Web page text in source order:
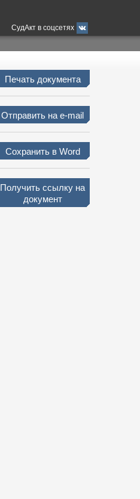
СудАкт в соцсетях
Печать документа
Отправить на e-mail
Сохранить в Word
Получить ссылку на
документ